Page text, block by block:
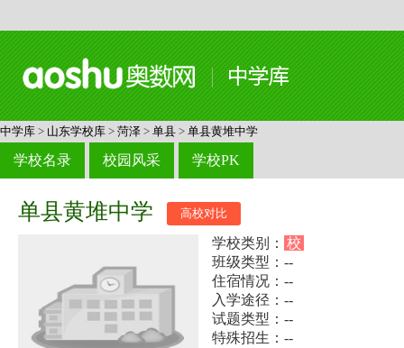
中学库 > 山东学校库 > 菏泽 > 单县 > 单县黄堆中学
学校名录 校园风采 学校PK
单县黄堆中学 高校对比
学校类别： 校
班级类型：--
住宿情况：--
入学途径：--
试题类型：--
特殊招生：--